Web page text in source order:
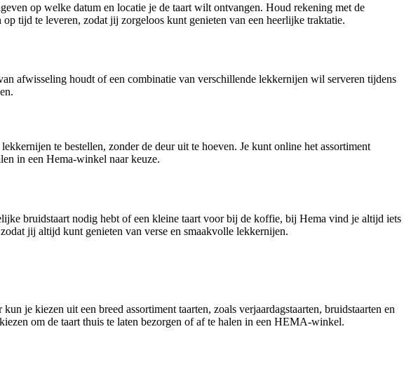
op welke datum en locatie je de taart wilt ontvangen. Houd rekening met de
tijd te leveren, zodat jij zorgeloos kunt genieten van een heerlijke traktatie.
afwisseling houdt of een combinatie van verschillende lekkernijen wil serveren tijdens
te bestellen, zonder de deur uit te hoeven. Je kunt online het assortiment
in een Hema-winkel naar keuze.
bruidstaart nodig hebt of een kleine taart voor bij de koffie, bij Hema vind je altijd iets
jij altijd kunt genieten van verse en smaakvolle lekkernijen.
je kiezen uit een breed assortiment taarten, zoals verjaardagstaarten, bruidstaarten en
om de taart thuis te laten bezorgen of af te halen in een HEMA-winkel.